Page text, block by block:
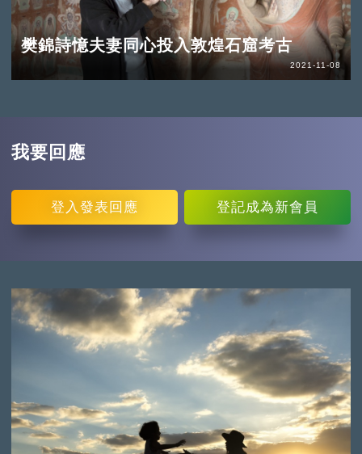
樊錦詩憶夫妻同心投入敦煌石窟考古
2021-11-08
我要回應
登入 發表回應 登記成為新會員